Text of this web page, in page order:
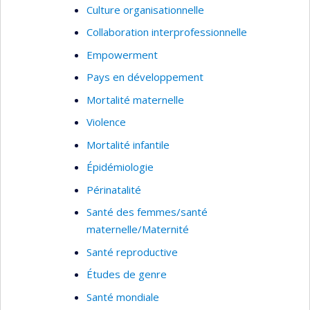
Culture organisationnelle
Collaboration interprofessionnelle
Empowerment
Pays en développement
Mortalité maternelle
Violence
Mortalité infantile
Épidémiologie
Périnatalité
Santé des femmes/santé
maternelle/Maternité
Santé reproductive
Études de genre
Santé mondiale